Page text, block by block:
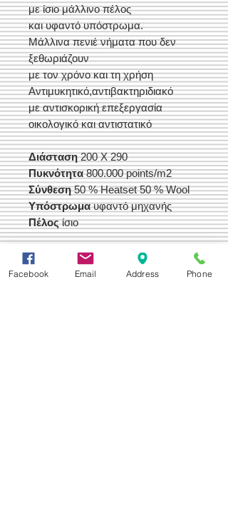
με ίσιο μάλλινο πέλος
και υφαντό υπόστρωμα.
Μάλλινα πενιέ νήματα που δεν
ξεθωριάζουν
με τον χρόνο και τη χρήση
Αντιμυκητικό,αντιβακτηριδιακό
με αντισκορική επεξεργασία
οικολογικό και αντιστατικό
Διάσταση200 Χ 290
Πυκνότητα800.000 points/m2
Σύνθεση50 % Heatset 50 % Wool
Υπόστρωμαυφαντό μηχανής
Πέλοςίσιο
Τιμή Έκπτωσης 240,00 €
Facebook Email Address Phone